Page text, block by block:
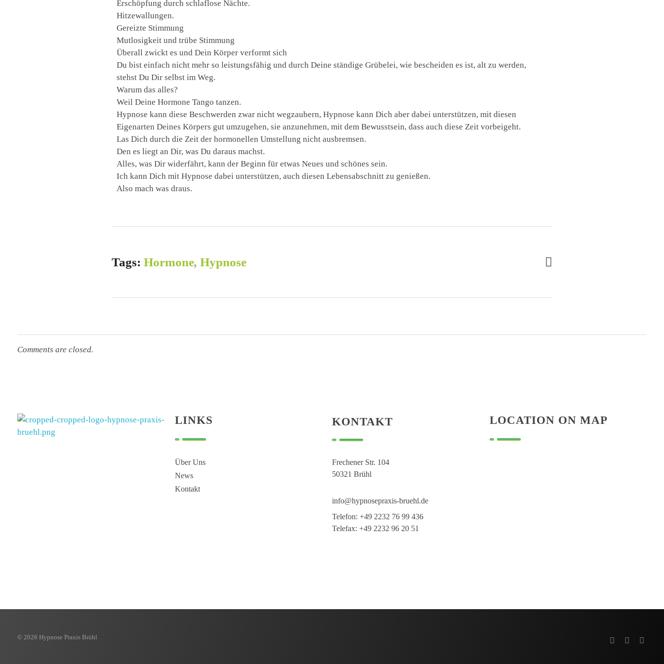
Erschöpfung durch schlaflose Nächte.
Hitzewallungen.
Gereizte Stimmung
Mutlosigkeit und trübe Stimmung
Überall zwickt es und Dein Körper verformt sich
Du bist einfach nicht mehr so leistungsfähig und durch Deine ständige Grübelei, wie bescheiden es ist, alt zu werden,
stehst Du Dir selbst im Weg.
Warum das alles?
Weil Deine Hormone Tango tanzen.
Hypnose kann diese Beschwerden zwar nicht wegzaubern, Hypnose kann Dich aber dabei unterstützen, mit diesen
Eigenarten Deines Körpers gut umzugehen, sie anzunehmen, mit dem Bewusstsein, dass auch diese Zeit vorbeigeht.
Las Dich durch die Zeit der hormonellen Umstellung nicht ausbremsen.
Den es liegt an Dir, was Du daraus machst.
Alles, was Dir widerfährt, kann der Beginn für etwas Neues und schönes sein.
Ich kann Dich mit Hypnose dabei unterstützen, auch diesen Lebensabschnitt zu genießen.
Also mach was draus.
Tags:Hormone,Hypnose
Comments are closed.
LINKS
Über Uns
News
Kontakt
KONTAKT
Frechener Str. 104
50321 Brühl
info@hypnosepraxis-bruehl.de
Telefon: +49 2232 76 99 436
Telefax: +49 2232 96 20 51
LOCATION ON MAP
© 2026 Hypnose Praxis Brühl